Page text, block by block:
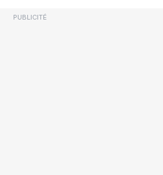
PUBLICITÉ